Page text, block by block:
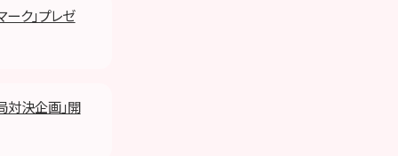
ク」プレゼ
対決企画」開